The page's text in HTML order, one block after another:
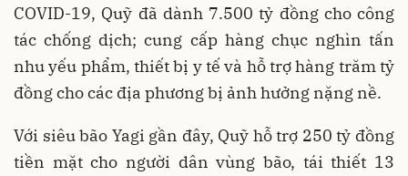
COVID-19, Quỹ đã dành 7.500 tỷ đồng cho công
tác chống dịch; cung cấp hàng chục nghìn tấn
nhu yếu phẩm, thiết bị y tế và hỗ trợ hàng trăm tỷ
đồng cho các địa phương bị ảnh hưởng nặng nề.
Với siêu bão Yagi gần đây, Quỹ hỗ trợ 250 tỷ đồng
tiền mặt cho người dân vùng bão, tái thiết 13